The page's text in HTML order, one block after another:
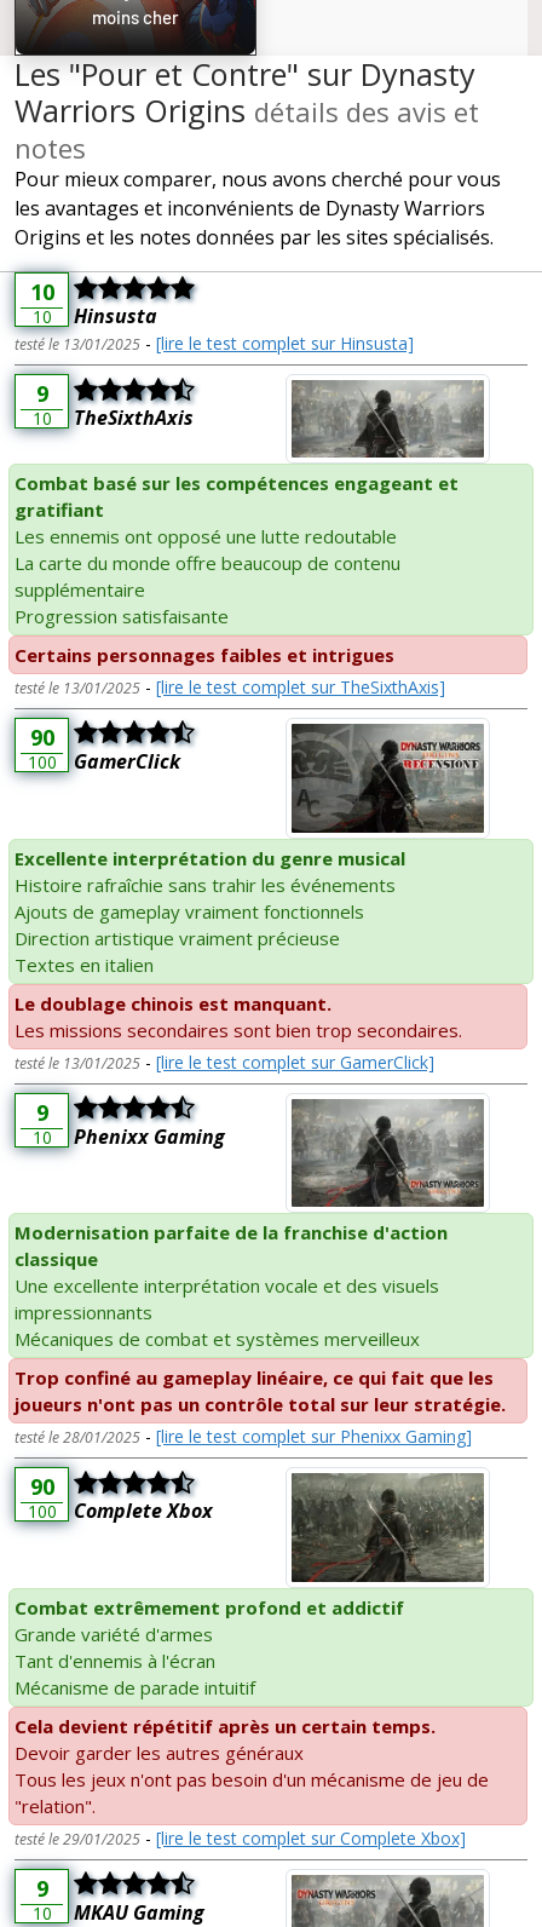
moins cher
Les "Pour et Contre" sur Dynasty
Warriors Origins détails des avis et
notes
Pour mieux comparer, nous avons cherché pour vous
les avantages et inconvénients de Dynasty Warriors
Origins et les notes données par les sites spécialisés.
10
10 Hinsusta
testé le 13/01/2025 - [lire le test complet sur Hinsusta]
9
10 TheSixthAxis
Combat basé sur les compétences engageant et
gratifiant
Les ennemis ont opposé une lutte redoutable
La carte du monde offre beaucoup de contenu
supplémentaire
Progression satisfaisante
Certains personnages faibles et intrigues
testé le 13/01/2025 - [lire le test complet sur TheSixthAxis]
90
100 GamerClick
Excellente interprétation du genre musical
Histoire rafraîchie sans trahir les événements
Ajouts de gameplay vraiment fonctionnels
Direction artistique vraiment précieuse
Textes en italien
Le doublage chinois est manquant.
Les missions secondaires sont bien trop secondaires.
testé le 13/01/2025 - [lire le test complet sur GamerClick]
9
10 Phenixx Gaming
Modernisation parfaite de la franchise d'action
classique
Une excellente interprétation vocale et des visuels
impressionnants
Mécaniques de combat et systèmes merveilleux
Trop confiné au gameplay linéaire, ce qui fait que les
joueurs n'ont pas un contrôle total sur leur stratégie.
testé le 28/01/2025 - [lire le test complet sur Phenixx Gaming]
90
100 Complete Xbox
Combat extrêmement profond et addictif
Grande variété d'armes
Tant d'ennemis à l'écran
Mécanisme de parade intuitif
Cela devient répétitif après un certain temps.
Devoir garder les autres généraux
Tous les jeux n'ont pas besoin d'un mécanisme de jeu de
"relation".
testé le 29/01/2025 - [lire le test complet sur Complete Xbox]
9
10 MKAU Gaming